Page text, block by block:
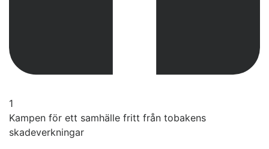
1
Kampen för ett samhälle fritt från tobakens
skadeverkningar